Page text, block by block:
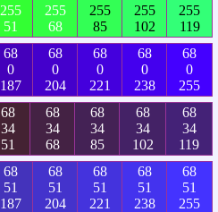
255
51
255
68
255
85
255
102
255
119
68
0
187
68
0
204
68
0
221
68
0
238
68
0
255
68
34
51
68
34
68
68
34
85
68
34
102
68
34
119
68
51
187
68
51
204
68
51
221
68
51
238
68
51
255